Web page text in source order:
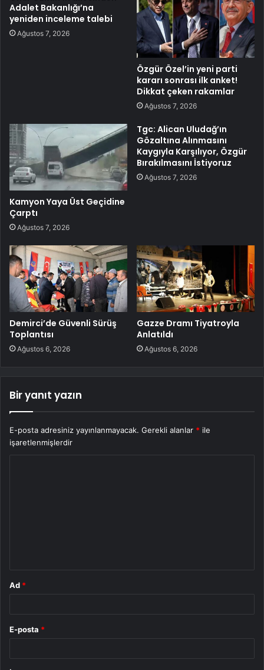
Adalet Bakanlığı’na
yeniden inceleme talebi
Ağustos 7, 2026
Özgür Özel’in yeni parti
kararı sonrası ilk anket!
Dikkat çeken rakamlar
Ağustos 7, 2026
Kamyon Yaya Üst Geçidine
Çarptı
Ağustos 7, 2026
Tgc: Alican Uludağ’ın
Gözaltına Alınmasını
Kaygıyla Karşılıyor, Özgür
Bırakılmasını İstiyoruz
Ağustos 7, 2026
Demirci’de Güvenli Sürüş
Toplantısı
Ağustos 6, 2026
Gazze Dramı Tiyatroyla
Anlatıldı
Ağustos 6, 2026
Bir yanıt yazın
E-posta adresiniz yayınlanmayacak. Gerekli alanlar * ile
işaretlenmişlerdir
Ad *
E-posta *